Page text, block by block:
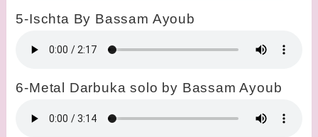
5-Ischta By Bassam Ayoub
6-Metal Darbuka solo by Bassam Ayoub